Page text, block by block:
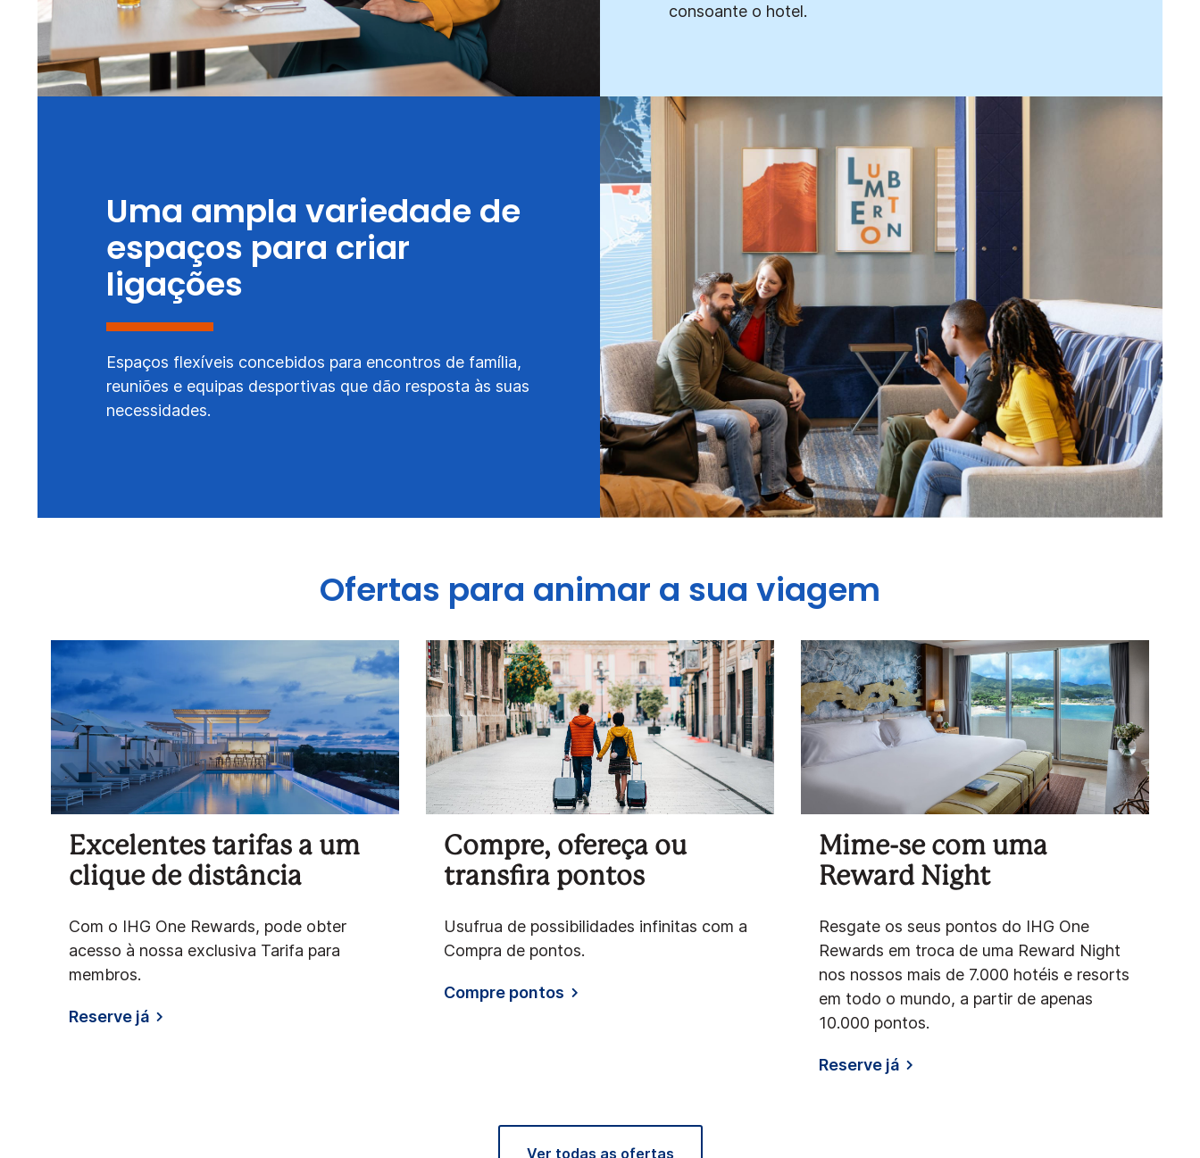
consoante o hotel.
Uma ampla variedade de
espaços para criar
ligações
Espaços flexíveis concebidos para encontros de família,
reuniões e equipas desportivas que dão resposta às suas
necessidades.
Ofertas para animar a sua viagem
Excelentes tarifas a um
clique de distância
Com o IHG One Rewards, pode obter
acesso à nossa exclusiva Tarifa para
membros.
Reserve já
Compre, ofereça ou
transfira pontos
Usufrua de possibilidades infinitas com a
Compra de pontos.
Compre pontos
Mime-se com uma
Reward Night
Resgate os seus pontos do IHG One
Rewards em troca de uma Reward Night
nos nossos mais de 7.000 hotéis e resorts
em todo o mundo, a partir de apenas
10.000 pontos.
Reserve já
Ver todas as ofertas